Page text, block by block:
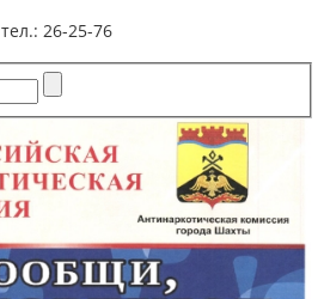
тел.: 26-25-76